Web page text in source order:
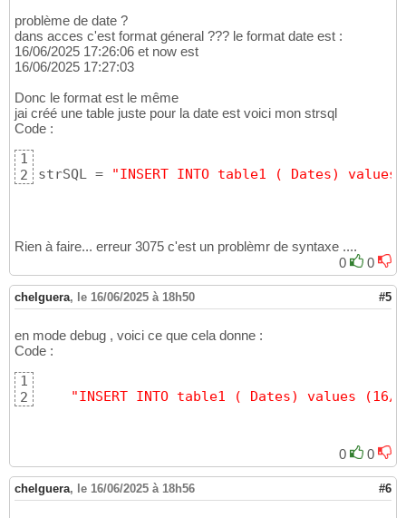
problème de date ?
dans acces c'est format géneral ??? le format date est :
16/06/2025 17:26:06 et now est
16/06/2025 17:27:03
Donc le format est le même
jai créé une table juste pour la date est voici mon strsql
Code :
1
2
strSQL = "INSERT INTO table1 ( Dates)
Rien à faire... erreur 3075 c'est un problèmr de syntaxe ....
0
0
chelguera, le 16/06/2025 à 18h50 #5
en mode debug , voici ce que cela donne :
Code :
1
2
"INSERT INTO table1 ( Dates) values (16/
0 0
chelguera, le 16/06/2025 à 18h56 #6